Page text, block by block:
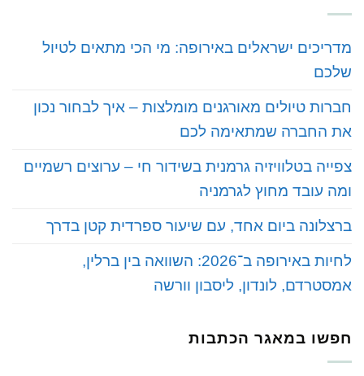
‏מדריכים ישראלים באירופה: מי הכי מתאים לטיול
שלכם
‏חברות טיולים מאורגנים מומלצות – איך לבחור נכון
את החברה שמתאימה לכם
‏צפייה בטלוויזיה גרמנית בשידור חי – ערוצים רשמיים
ומה עובד מחוץ לגרמניה
‏ברצלונה ביום אחד, עם שיעור ספרדית קטן בדרך
‏לחיות באירופה ב־2026: השוואה בין ברלין,
אמסטרדם, לונדון, ליסבון וורשה
חפשו במאגר הכתבות